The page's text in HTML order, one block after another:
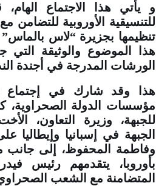
و يأتي هذا الاجتماع الهام،
للتنسيقية الأوروبية
تنظيمها بجزيرة “لاس
هذا الموضوع والوثيقة
الورشات المدرجة في أجندة
هذا وقد شارك في إجتماع
مؤسسات الدولة الصحراوية،
للجبهة، وزيرة التعاون،
الجبهة في إسبانيا وإيطاليا
وفاطمة المحفوظ، إلى جانب
بأوروبا، يتقدمهم رئيس
المتضامنة مع الشعب